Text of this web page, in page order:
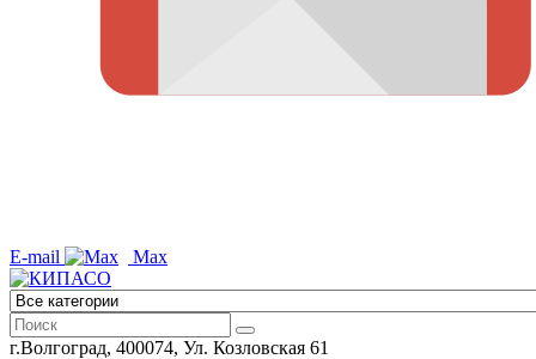
E-mail Max
г.Волгоград, 400074, Ул. Козловская 61